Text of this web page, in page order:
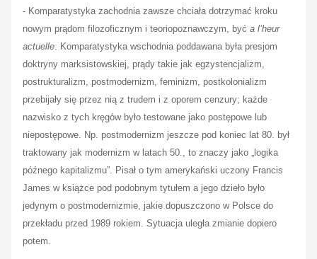
- Komparatystyka zachodnia zawsze chciała dotrzymać kroku
nowym prądom filozoficznym i teoriopoznawczym, być a l’heur
actuelle . Komparatystyka wschodnia poddawana była presjom
doktryny marksistowskiej, prądy takie jak egzystencjalizm,
postrukturalizm, postmodernizm, feminizm, postkolonializm
przebijały się przez nią z trudem i z oporem cenzury; każde
nazwisko z tych kręgów było testowane jako postępowe lub
niepostępowe. Np. postmodernizm jeszcze pod koniec lat 80. był
traktowany jak modernizm w latach 50., to znaczy jako „logika
późnego kapitalizmu”. Pisał o tym amerykański uczony Francis
James w książce pod podobnym tytułem a jego dzieło było
jedynym o postmodernizmie, jakie dopuszczono w Polsce do
przekładu przed 1989 rokiem. Sytuacja uległa zmianie dopiero
potem.